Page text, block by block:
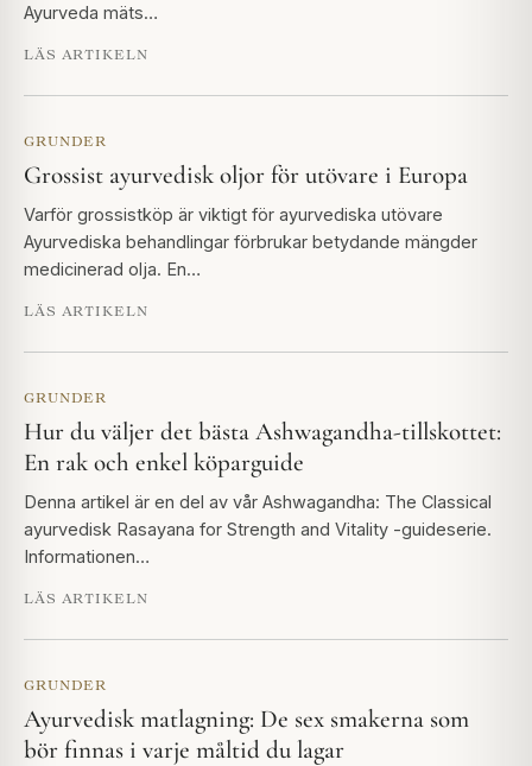
Ayurveda mäts…
LÄS ARTIKELN
GRUNDER
Grossist ayurvedisk oljor för utövare i Europa
Varför grossistköp är viktigt för ayurvediska utövare
Ayurvediska behandlingar förbrukar betydande mängder
medicinerad olja. En…
LÄS ARTIKELN
GRUNDER
Hur du väljer det bästa Ashwagandha-tillskottet:
En rak och enkel köparguide
Denna artikel är en del av vår Ashwagandha: The Classical
ayurvedisk Rasayana for Strength and Vitality -guideserie.
Informationen…
LÄS ARTIKELN
GRUNDER
Ayurvedisk matlagning: De sex smakerna som
bör finnas i varje måltid du lagar